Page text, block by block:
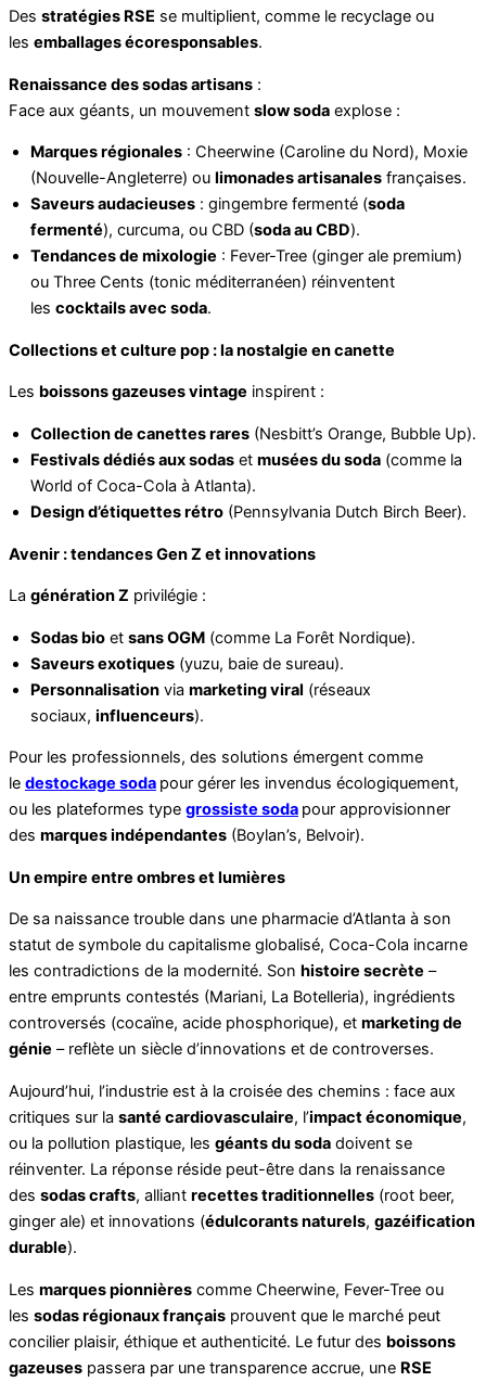
Des stratégies RSE se multiplient, comme le recyclage ou
les emballages écoresponsables.
Renaissance des sodas artisans :
Face aux géants, un mouvement slow soda explose :
Marques régionales : Cheerwine (Caroline du Nord), Moxie
(Nouvelle-Angleterre) ou limonades artisanales françaises.
Saveurs audacieuses : gingembre fermenté (soda
fermenté), curcuma, ou CBD (soda au CBD).
Tendances de mixologie : Fever-Tree (ginger ale premium)
ou Three Cents (tonic méditerranéen) réinventent
les cocktails avec soda.
Collections et culture pop : la nostalgie en canette
Les boissons gazeuses vintage inspirent :
Collection de canettes rares (Nesbitt’s Orange, Bubble Up).
Festivals dédiés aux sodas et musées du soda (comme la
World of Coca-Cola à Atlanta).
Design d’étiquettes rétro (Pennsylvania Dutch Birch Beer).
Avenir : tendances Gen Z et innovations
La génération Z privilégie :
Sodas bio et sans OGM (comme La Forêt Nordique).
Saveurs exotiques (yuzu, baie de sureau).
Personnalisation via marketing viral (réseaux
sociaux, influenceurs).
Pour les professionnels, des solutions émergent comme
le destockage soda pour gérer les invendus écologiquement,
ou les plateformes type grossiste soda pour approvisionner
des marques indépendantes (Boylan’s, Belvoir).
Un empire entre ombres et lumières
De sa naissance trouble dans une pharmacie d’Atlanta à son
statut de symbole du capitalisme globalisé, Coca-Cola incarne
les contradictions de la modernité. Son histoire secrète –
entre emprunts contestés (Mariani, La Botelleria), ingrédients
controversés (cocaïne, acide phosphorique), et marketing de
génie – reflète un siècle d’innovations et de controverses.
Aujourd’hui, l’industrie est à la croisée des chemins : face aux
critiques sur la santé cardiovasculaire, l’impact économique,
ou la pollution plastique, les géants du soda doivent se
réinventer. La réponse réside peut-être dans la renaissance
des sodas crafts, alliant recettes traditionnelles (root beer,
ginger ale) et innovations (édulcorants naturels, gazéification
durable).
Les marques pionnières comme Cheerwine, Fever-Tree ou
les sodas régionaux français prouvent que le marché peut
concilier plaisir, éthique et authenticité. Le futur des boissons
gazeuses passera par une transparence accrue, une RSE